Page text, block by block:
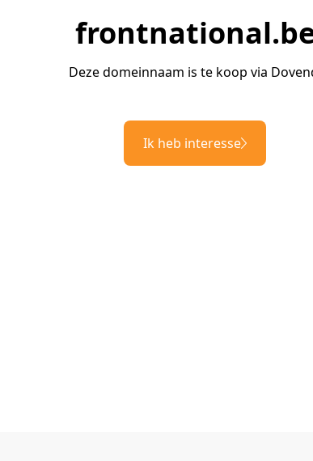
Deze domeinnaam is te koop via
Ik heb interesse